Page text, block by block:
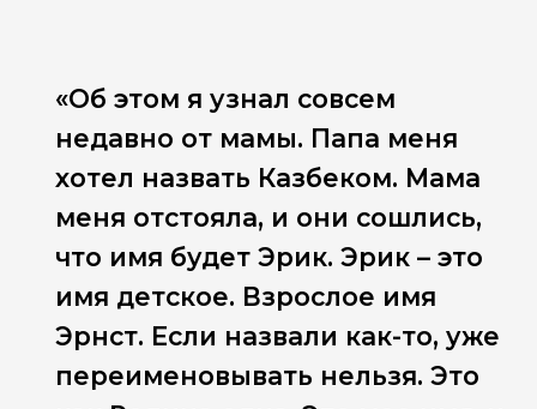
«Об этом я узнал совсем
недавно от мамы. Папа меня
хотел назвать Казбеком. Мама
меня отстояла, и они сошлись,
что имя будет Эрик. Эрик – это
имя детское. Взрослое имя
Эрнст. Если назвали как-то, уже
переименовывать нельзя. Это